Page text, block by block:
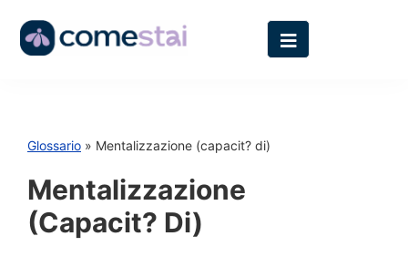
Glossario » Mentalizzazione (capacit? di)
Mentalizzazione
(capacit? Di)